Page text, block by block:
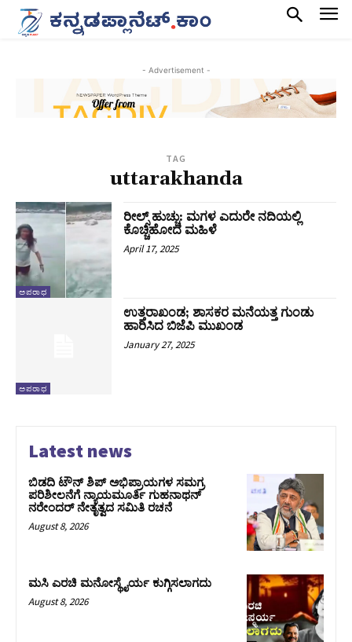
- Advertisement -
TAG
uttarakhanda
ಅಪರಾಧ
ರೀಲ್ಸ್‌ ಹುಚ್ಚು: ಮಗಳ ಎದುರೇ ನದಿಯಲ್ಲಿ
ಕೊಚ್ಚಿಹೋದ ಮಹಿಳೆ
April 17, 2025
ಅಪರಾಧ
ಉತ್ತರಾಖಂಡ; ಶಾಸಕರ ಮನೆಯತ್ತ ಗುಂಡು
ಹಾರಿಸಿದ ಬಿಜೆಪಿ ಮುಖಂಡ
January 27, 2025
Latest news
ಬಿಡದಿ ಟೌನ್ ಶಿಪ್ ಅಭಿಪ್ರಾಯಗಳ ಸಮಗ್ರ
ಪರಿಶೀಲನೆಗೆ ನ್ಯಾಯಮೂರ್ತಿ ಗುಹನಾಥನ್
ನರೇಂದರ್ ನೇತೃತ್ವದ ಸಮಿತಿ ರಚನೆ
August 8, 2026
ಮಸಿ ಎರಚಿ ಮನೋಸ್ಥೈರ್ಯ ಕುಗ್ಗಿಸಲಾಗದು
August 8, 2026